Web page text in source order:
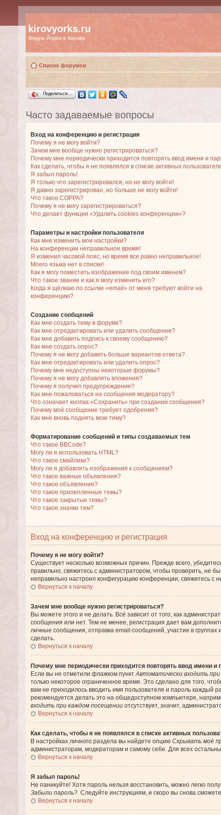
kirovyorks.ru
Форум Йорки в Кирове
Список форумов
Поделиться…
Часто задаваемые вопросы
Вход на конференцию и регистрация
Почему я не могу войти?
Зачем мне вообще нужно регистрироваться?
Почему мне периодически приходится повторять ввод имени и
Как сделать, чтобы я не появлялся в списке активных
Я забыл пароль!
Я только что зарегистрировался, но не могу войти!
Я давно зарегистрирован, но больше не могу войти!
Что такое COPPA?
Почему я не могу зарегистрироваться?
Что делает функция «Удалить cookies конференции»?
Параметры и настройки пользователя
Как мне изменить мои настройки?
На конференции неправильное время!
Я изменил часовой пояс, но время все равно неправильное!
Моего языка нет в списке!
Как я могу поместить изображение под своим именем?
Что такое звание и как я могу изменить его?
Когда я щёлкаю по ссылке «email» от меня требуют войти на
конференцию?
Создание сообщений
Как мне создать тему в форуме?
Как мне отредактировать или удалить сообщение?
Как мне добавить подпись к своему сообщению?
Как мне создать опрос?
Почему я не могу добавить больше вариантов ответа?
Как мне отредактировать или удалить опрос?
Почему мне недоступны некоторые форумы?
Почему я не могу добавлять вложения?
Почему я получил предупреждение?
Как мне пожаловаться на сообщения модератору?
Что означает кнопка «Сохранить» при создании сообщения?
Почему моё сообщение требует одобрения?
Как мне вновь поднять мою тему?
Форматирование сообщений и типы создаваемых тем
Что такое BBCode?
Могу ли я использовать HTML?
Что такое смайлики?
Могу ли я добавлять изображения к сообщениям?
Что такое важные объявления?
Что такое объявления?
Что такое прилепленные темы?
Что такое закрытые темы?
Что такое значки тем?
Вход на конференцию и регистрация
Почему я не могу войти?
Существует несколько возможных причин. Прежде всего,
правильно, свяжитесь с администратором, чтобы проверить, не
неправильно настроил конфигурацию конференции, свяжитесь с
Вернуться к началу
Зачем мне вообще нужно регистрироваться?
Вы можете этого и не делать. Всё зависит от того, как
сообщения или нет. Тем не менее, регистрация дает вам
личные сообщения, отправка email-сообщений, участие в группах
сделать.
Вернуться к началу
Почему мне периодически приходится повторять ввод имени и
Если вы не отметили флажком пункт Автоматически входить
только некоторое ограниченное время. Это сделано для того,
вам не приходилось вводить имя пользователя и пароль каждый
рекомендуется делать это на общедоступном компьютере,
входить при каждом посещении отсутствует, значит,
Вернуться к началу
Как сделать, чтобы я не появлялся в списке активных
В настройках личного раздела вы найдете опцию Скрывать моё
администраторам, модераторам и самому себе. Для всех
Вернуться к началу
Я забыл пароль!
Не паникуйте! Хотя пароль нельзя восстановить, можно легко
Забыли пароль? . Следуйте инструкциям, и скоро вы снова
Вернуться к началу